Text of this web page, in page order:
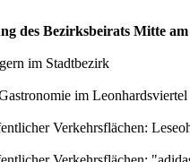
des Bezirksbeirats Mitte
im Stadtbezirk
im Leonhardsviertel
Verkehrsflächen: